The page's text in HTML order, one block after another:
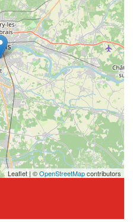
Leaflet | ©OpenStreetMapcontributors